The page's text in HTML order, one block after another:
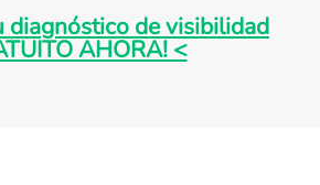
diagnóstico de visibilidad
AHORA! <